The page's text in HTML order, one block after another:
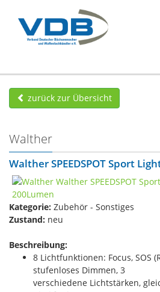
zurück zur Übersicht
Walther
Walther SPEEDSPOT Sport
Kategorie: Zubehör - Sonstiges
Zustand: neu
Beschreibung:
8 Lichtfunktionen: Focus, SOS
stufenloses Dimmen, 3
verschiedene Lichtstärken,